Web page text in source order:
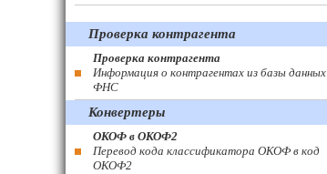
Проверка контрагента
Проверка контрагента
Информация о контрагентах из базы данных
ФНС
Конвертеры
ОКОФ в ОКОФ2
Перевод кода классификатора ОКОФ в код
ОКОФ2